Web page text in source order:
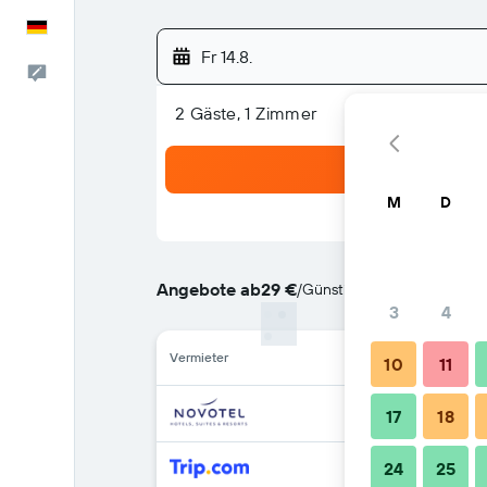
Fr 14.8.
2 Gäste, 1 Zimmer
Angebote ab29 €/Günstigste Option: Preis
Vermieter
M D
3 4
10 11
17 18
24 25